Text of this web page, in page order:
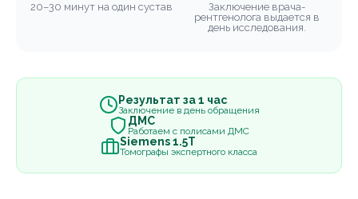
20–30 минут на один сустав
Заключение врача-
рентгенолога выдается в
день исследования.
Результат за 1 час
Заключение в день обращения
ДМС
Работаем с полисами ДМС
Siemens 1.5Т
Томографы экспертного класса